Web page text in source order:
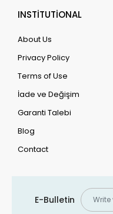
INSTİTUTİONAL
About Us
Privacy Policy
Terms of Use
İade ve Değişim
Garanti Talebi
Blog
Contact
E-Bulletin